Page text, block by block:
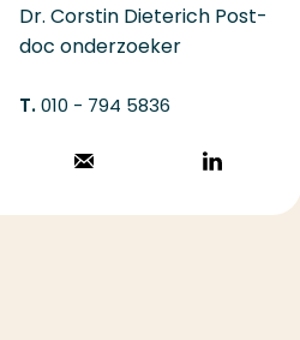
Dr. Corstin Dieterich Post-
doc onderzoeker
010 - 794 5836
Stuur een email
LinkedIn